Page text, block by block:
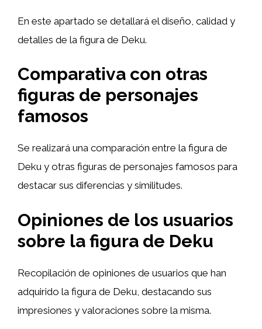
En este apartado se detallará el diseño, calidad y
detalles de la figura de Deku.
Comparativa con otras
figuras de personajes
famosos
Se realizará una comparación entre la figura de
Deku y otras figuras de personajes famosos para
destacar sus diferencias y similitudes.
Opiniones de los usuarios
sobre la figura de Deku
Recopilación de opiniones de usuarios que han
adquirido la figura de Deku, destacando sus
impresiones y valoraciones sobre la misma.